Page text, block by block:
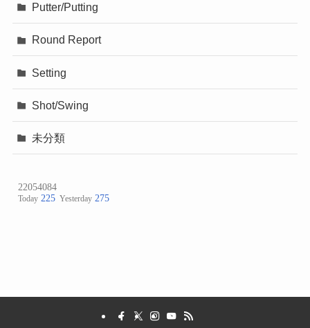
Putter/Putting
Round Report
Setting
Shot/Swing
未分類